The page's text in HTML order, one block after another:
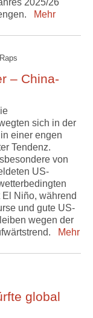
2025/26
Mehr
– China-
sich in der
einer engen
Tendenz.
von
US-
Niño, während
und gute US-
wegen der
Mehr
global